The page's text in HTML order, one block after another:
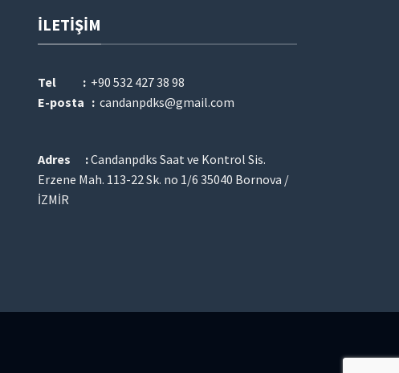
İLETIŞIM
Tel : +90 532 427 38 98
E-posta : candanpdks@gmail.com
Adres :Candanpdks Saat ve Kontrol Sis.
Erzene Mah. 113-22 Sk. no 1/6 35040 Bornova /
İZMİR